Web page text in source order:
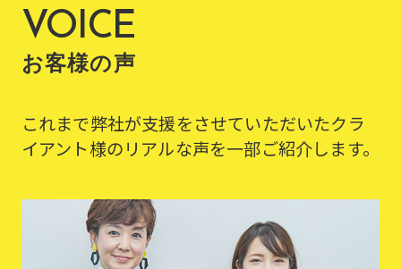
VOICE
お客様の声
これまで弊社が支援をさせていただいたクラ
イアント様のリアルな声を一部ご紹介します。